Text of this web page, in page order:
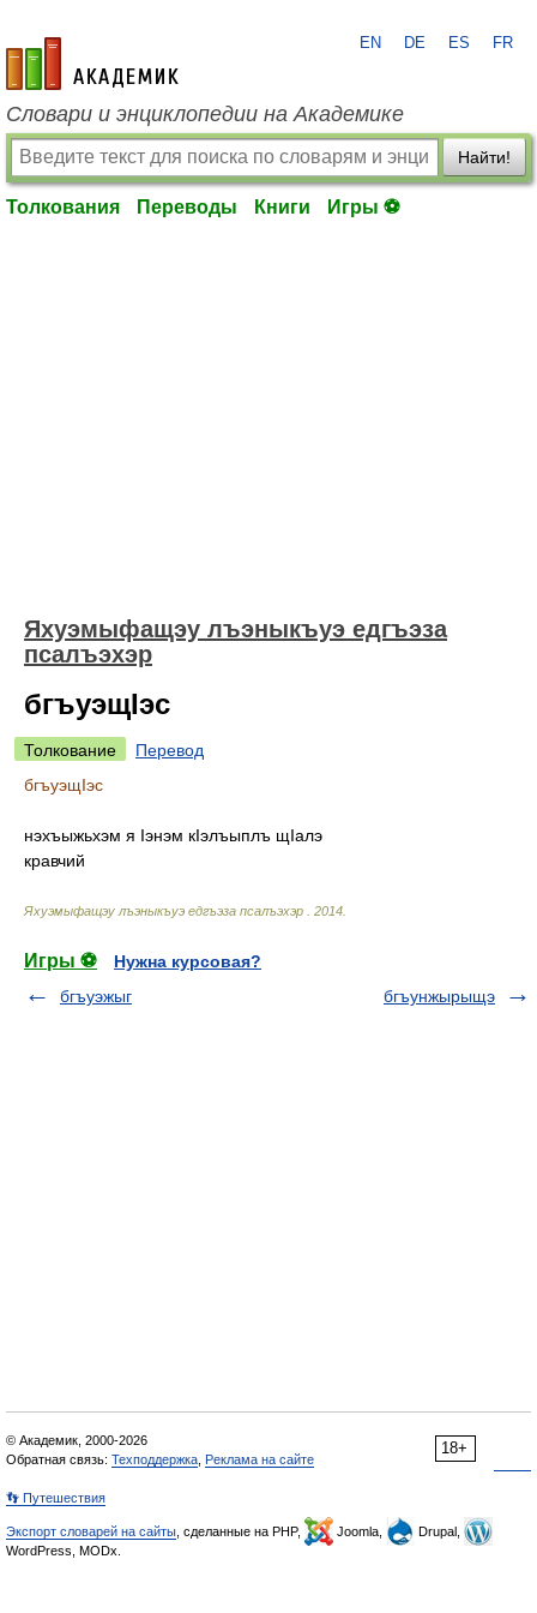
academic.ru
EN DE ES FR
Словари и энциклопедии на Академике
Найти!
Толкования Переводы Книги Игры ⚽
Яхуэмыфащэу лъэныкъуэ едгъэза
псалъэхэр
бгъуэщIэс
Толкование
Перевод
бгъуэщIэс
нэхъыжьхэм я Iэнэм кIэлъыплъ щIалэ
кравчий
Яхуэмыфащэу лъэныкъуэ едгъэза псалъэхэр 2014
Игры ⚽
Нужна курсовая?
бгъуэжыг
бгъунжырыщэ
18+
© Академик, 2000-2026
Обратная связь: Техподдержка Реклама на сайте
👣 Путешествия
Экспорт словарей на сайты , сделанные на PHP, Joomla,
Drupal,
WordPress, MODx.